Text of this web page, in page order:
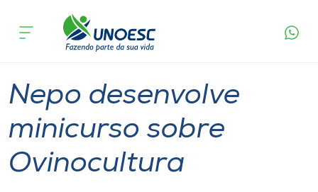
Cursos
Pesquisa
Atendimento ao Estudante
acontece
Nepo desenvolve
minicurso sobre
Ovinocultura